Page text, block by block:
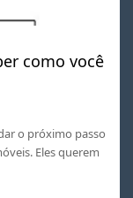
como você
o próximo passo
Eles querem